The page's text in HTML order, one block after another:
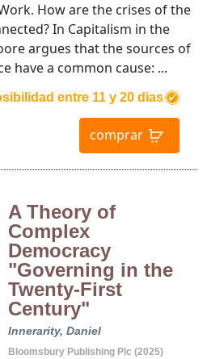
entre 11 y 20 dias
comprar
How are the crises of the
In Capitalism in the
argues that the sources of
have a common cause: ...
A Theory of
Complex
Democracy
"Governing in the
Twenty-First
Century"
Innerarity, Daniel
Bloomsbury Publishing Plc (2025)